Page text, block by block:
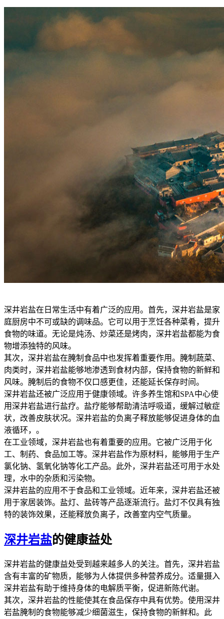
深井岩盐在日常生活中有着广泛的应用。首先，深井岩盐是家
庭厨房中不可或缺的调味品。它可以用于烹饪各种菜肴，提升
食物的味道。无论是炖汤、炒菜还是烤肉，深井岩盐都能为食
物增添独特的风味。
其次，深井岩盐在腌制食品中也发挥着重要作用。腌制蔬菜、
肉类时，深井岩盐能够地渗透到食材内部，保持食物的新鲜和
风味。腌制后的食物不仅口感更佳，还能延长保存时间。
深井岩盐还被广泛应用于健康领域。许多养生馆和SPA中心使
用深井岩盐进行盐疗。盐疗能够帮助清洁呼吸道，缓解过敏症
状，改善皮肤状况。深井岩盐的负离子释放能够促进身体的血
液循环，。
在工业领域，深井岩盐也有着重要的应用。它被广泛用于化
工、制药、食品加工等。深井岩盐作为原材料，能够用于生产
氯化钠、氢氧化钠等化工产品。此外，深井岩盐还可用于水处
理，水中的杂质和污染物。
深井岩盐的应用不于食品和工业领域。近年来，深井岩盐还被
用于家居装饰。盐灯、盐砖等产品逐渐流行。盐灯不仅具有独
特的装饰效果，还能释放负离子，改善室内空气质量。
深井岩盐的健康益处
深井岩盐的健康益处受到越来越多人的关注。首先，深井岩盐
含有丰富的矿物质，能够为人体提供多种营养成分。适量摄入
深井岩盐有助于维持身体的电解质平衡，促进新陈代谢。
其次，深井岩盐的性能使其在食品保存中具有优势。使用深井
岩盐腌制的食物能够减少细菌滋生，保持食物的新鲜和。此